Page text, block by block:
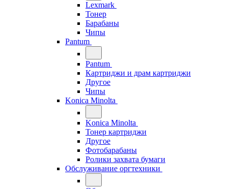
Lexmark
Тонер
Барабаны
Чипы
Pantum
Pantum
Картриджи и драм картриджи
Другое
Чипы
Konica Minolta
Konica Minolta
Тонер картриджи
Другое
Фотобарабаны
Ролики захвата бумаги
Обслуживание оргтехники